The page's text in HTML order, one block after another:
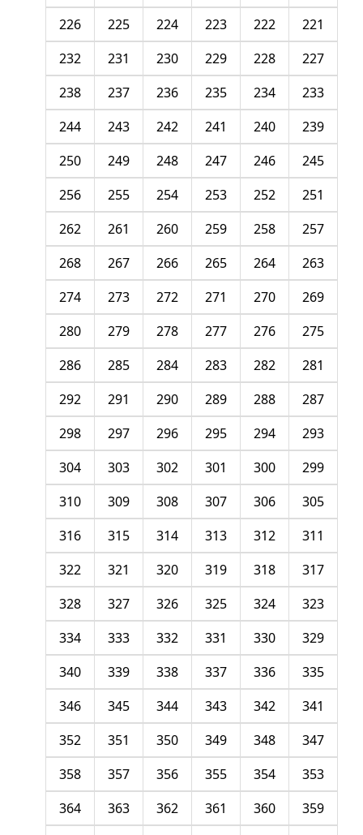
221
222
223
224
225
226
227
228
229
230
231
232
233
234
235
236
237
238
239
240
241
242
243
244
245
246
247
248
249
250
251
252
253
254
255
256
257
258
259
260
261
262
263
264
265
266
267
268
269
270
271
272
273
274
275
276
277
278
279
280
281
282
283
284
285
286
287
288
289
290
291
292
293
294
295
296
297
298
299
300
301
302
303
304
305
306
307
308
309
310
311
312
313
314
315
316
317
318
319
320
321
322
323
324
325
326
327
328
329
330
331
332
333
334
335
336
337
338
339
340
341
342
343
344
345
346
347
348
349
350
351
352
353
354
355
356
357
358
359
360
361
362
363
364